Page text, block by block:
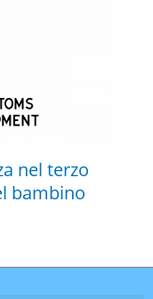
nel terzo
bambino